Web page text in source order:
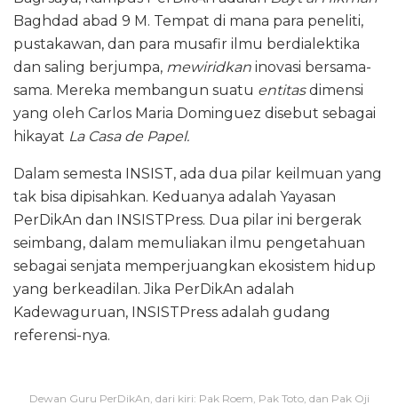
Baghdad abad 9 M. Tempat di mana para peneliti,
pustakawan, dan para musafir ilmu berdialektika
dan saling berjumpa, mewiridkan inovasi bersama-
sama. Mereka membangun suatu entitasdimensi
yang oleh Carlos Maria Dominguez disebut sebagai
hikayat La Casa de Papel.
Dalam semesta INSIST, ada dua pilar keilmuan yang
tak bisa dipisahkan. Keduanya adalah Yayasan
PerDikAn dan INSISTPress. Dua pilar ini bergerak
seimbang, dalam memuliakan ilmu pengetahuan
sebagai senjata memperjuangkan ekosistem hidup
yang berkeadilan. Jika PerDikAn adalah
Kadewaguruan, INSISTPress adalah gudang
referensi-nya.
Dewan Guru PerDikAn, dari kiri: Pak Roem, Pak Toto, dan Pak Oji